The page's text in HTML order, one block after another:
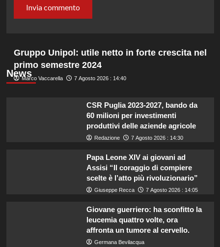
News
Gruppo Unipol: utile netto in forte crescita nel
primo semestre 2024
Marco Vaccarella 7 Agosto 2026 : 14:40
CSR Puglia 2023-2027, bando da
60 milioni per investimenti
produttivi delle aziende agricole
Redazione 7 Agosto 2026 : 14:30
Papa Leone XIV ai giovani ad
Assisi “Il coraggio di compiere
scelte è l’atto più rivoluzionario”
Giuseppe Recca 7 Agosto 2026 : 14:05
Giovane guerriero: ha sconfitto la
leucemia quattro volte, ora
affronta un tumore al cervello.
Germana Bevilacqua